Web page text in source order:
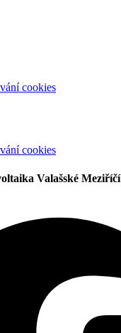
cookies
cookies
Valašské Meziříčí